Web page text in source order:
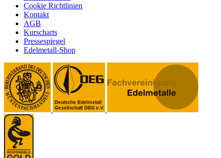
Cookie Richtlinien
Kontakt
AGB
Kurscharts
Pressespiegel
Edelmetall-Shop